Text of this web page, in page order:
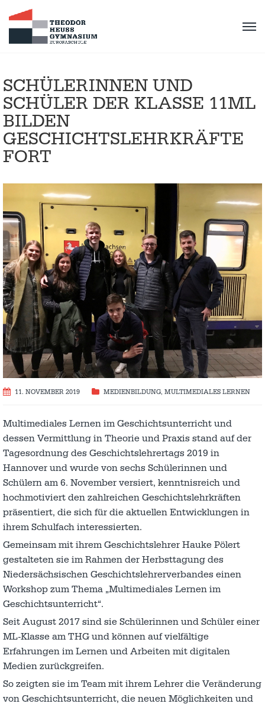
SCHÜLERINNEN UND
SCHÜLER DER KLASSE 11ML
BILDEN
GESCHICHTSLEHRKRÄFTE
FORT
11. NOVEMBER 2019 MEDIENBILDUNG, MULTIMEDIALES LERNEN
Multimediales Lernen im Geschichtsunterricht und
dessen Vermittlung in Theorie und Praxis stand auf der
Tagesordnung des Geschichtslehrertags 2019 in
Hannover und wurde von sechs Schülerinnen und
Schülern am 6. November versiert, kenntnisreich und
hochmotiviert den zahlreichen Geschichtslehrkräften
präsentiert, die sich für die aktuellen Entwicklungen in
ihrem Schulfach interessierten.
Gemeinsam mit ihrem Geschichtslehrer Hauke Pölert
gestalteten sie im Rahmen der Herbsttagung des
Niedersächsischen Geschichtslehrerverbandes einen
Workshop zum Thema „Multimediales Lernen im
Geschichtsunterricht“.
Seit August 2017 sind sie Schülerinnen und Schüler einer
ML-Klasse am THG und können auf vielfältige
Erfahrungen im Lernen und Arbeiten mit digitalen
Medien zurückgreifen.
So zeigten sie im Team mit ihrem Lehrer die Veränderung
von Geschichtsunterricht, die neuen Möglichkeiten und